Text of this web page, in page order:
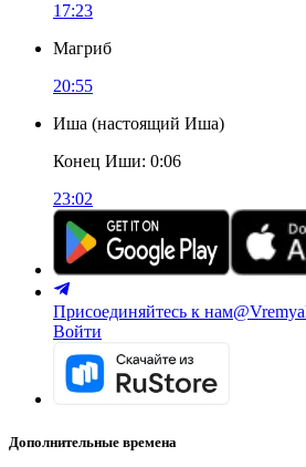
17:23
Магриб
20:55
Иша (настоящий Иша)
Конец Иши: 0:06
23:02
Присоединяйтесь к нам
Войти
Дополнительные времена